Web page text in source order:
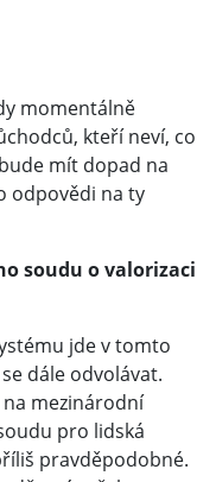
momentálně
kteří neví, co
mít dopad na
odpovědi na ty
soudu o valorizaci
jde v tomto
dále odvolávat.
mezinárodní
pro lidská
pravděpodobné.